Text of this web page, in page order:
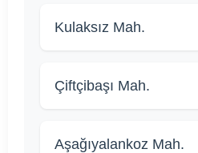
Kulaksız Mah.
Çiftçibaşı Mah.
Aşağıyalankoz Mah.